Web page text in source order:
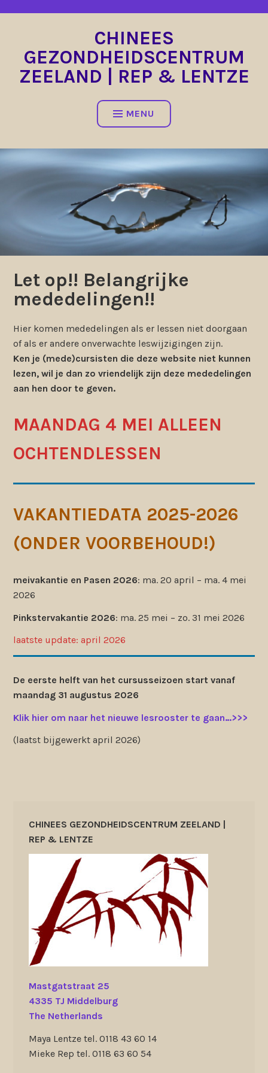
CHINEES
GEZONDHEIDSCENTRUM
ZEELAND | REP & LENTZE
MENU
Let op!! Belangrijke
mededelingen!!
Hier komen mededelingen als er lessen niet doorgaan
of als er andere onverwachte leswijzigingen zijn.
Ken je (mede)cursisten die deze website niet kunnen
lezen, wil je dan zo vriendelijk zijn deze mededelingen
aan hen door te geven.
MAANDAG 4 MEI ALLEEN
OCHTENDLESSEN
VAKANTIEDATA 2025-2026
(ONDER VOORBEHOUD!)
meivakantie en Pasen 2026: ma. 20 april – ma. 4 mei
2026
Pinkstervakantie 2026: ma. 25 mei – zo. 31 mei 2026
laatste update: april 2026
De eerste helft van het cursusseizoen start vanaf
maandag 31 augustus 2026
Klik hier om naar het nieuwe lesrooster te gaan…>>>
(laatst bijgewerkt april 2026)
CHINEES GEZONDHEIDSCENTRUM ZEELAND |
REP & LENTZE
Mastgatstraat 25
4335 TJ Middelburg
The Netherlands
Maya Lentze tel. 0118 43 60 14
Mieke Rep tel. 0118 63 60 54